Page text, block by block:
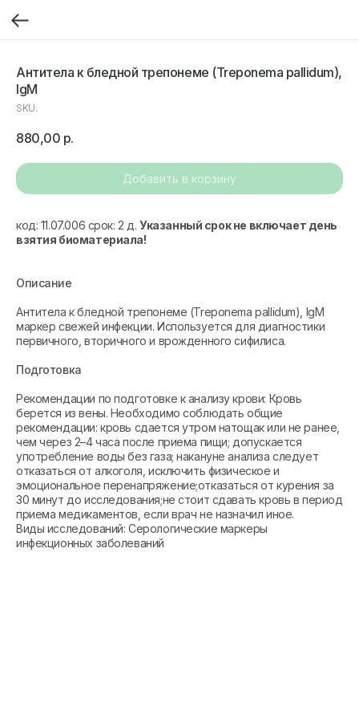
Антитела к бледной трепонеме (Treponema pallidum),
IgM
SKU:
880,00 р.
Добавить в корзину
код: 11.07.006 срок: 2 д.Указанный срок не включает день
взятия биоматериала!
Описание
Антитела к бледной трепонеме (Treponema pallidum), IgM
маркер свежей инфекции. Используется для диагностики
первичного, вторичного и врожденного сифилиса.
Подготовка
Рекомендации по подготовке к анализу крови: Кровь
берется из вены. Необходимо соблюдать общие
рекомендации: кровь сдается утром натощак или не ранее,
чем через 2–4 часа после приема пищи; допускается
употребление воды без газа; накануне анализа следует
отказаться от алкоголя, исключить физическое и
эмоциональное перенапряжение;отказаться от курения за
30 минут до исследования;не стоит сдавать кровь в период
приема медикаментов, если врач не назначил иное.
Виды исследований: Серологические маркеры
инфекционных заболеваний